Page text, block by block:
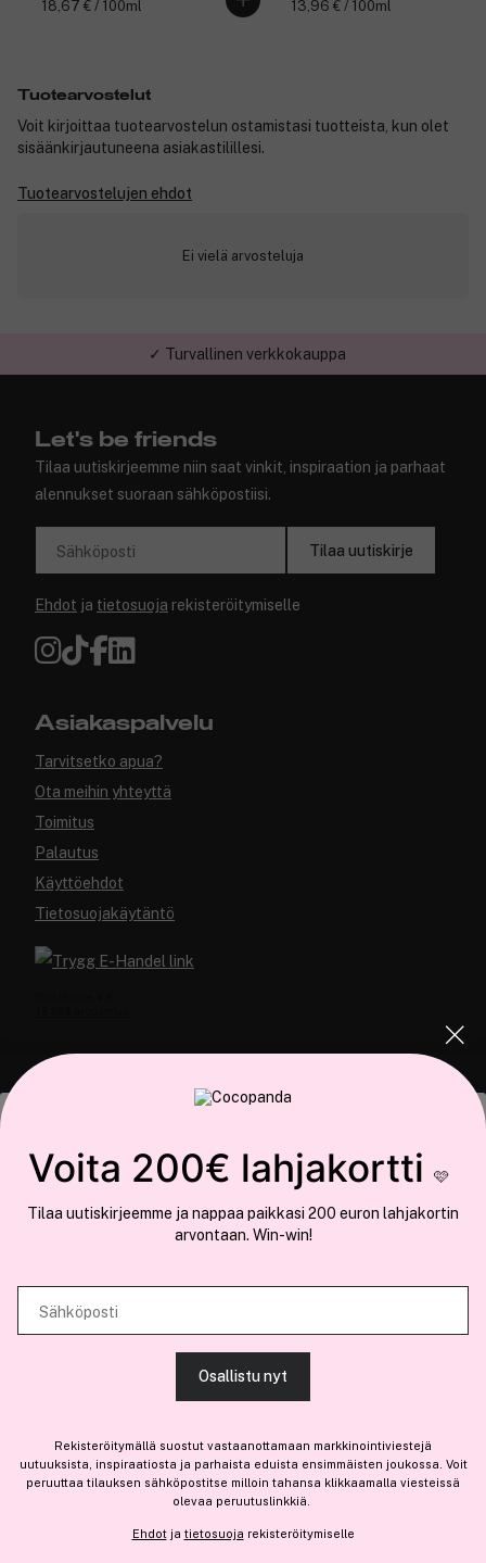
Tämä sivusto käyttää evästeitä
Käytämme evästeitä tarjoamamme sisällön ja mainosten
räätälöimiseen, sosiaalisen median ominaisuuksien tukemiseen ja
käytät sivustoamme. Kumppanimme voivat yhdistää näitä tietoja muihin
18,67 € / 100ml 13,96 € / 100ml
Tuotearvostelut
Voit kirjoittaa tuotearvostelun ostamistasi tuotteista, kun olet
sisäänkirjautuneena asiakastilillesi.
Tuotearvostelujen ehdot
Ei vielä arvosteluja
✓ Turvallinen verkkokauppa
Let's be friends
Tilaa uutiskirjeemme niin saat vinkit, inspiraation ja parhaat
alennukset suoraan sähköpostiisi.
Sähköposti Tilaa uutiskirje
Ehdot ja tietosuoja rekisteröitymiselle
Asiakaspalvelu
Tarvitsetko apua?
Ota meihin yhteyttä
Toimitus
Palautus
Käyttöehdot
Tietosuojakäytäntö
Meistä
Jos haluat henkilökohtaista neuvoa ammattitason hiustuotteista,
Voita 200€ lahjakortti 🩷
Tilaa uutiskirjeemme ja nappaa paikkasi 200 euron lahjakortin
arvontaan. Win-win!
Sähköposti
Osallistu nyt
Rekisteröitymällä suostut vastaanottamaan markkinointiviestejä
uutuuksista, inspiraatiosta ja parhaista eduista ensimmäisten joukossa. Voit
peruuttaa tilauksen sähköpostitse milloin tahansa klikkaamalla viesteissä
olevaa peruutuslinkkiä.
Ehdotja tietosuoja rekisteröitymiselle